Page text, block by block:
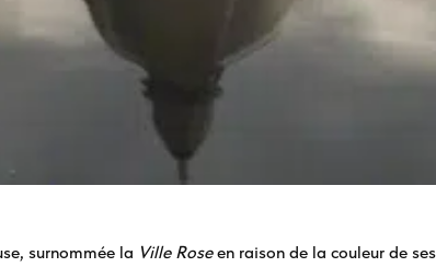
surnommée la Ville Roseen raison de la couleur de